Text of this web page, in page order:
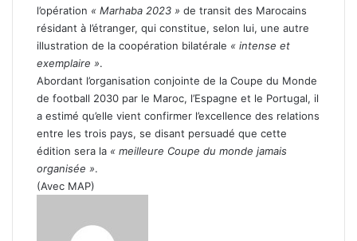
l’opération « Marhaba 2023 » de transit des Marocains
résidant à l’étranger, qui constitue, selon lui, une autre
illustration de la coopération bilatérale « intense et
exemplaire ».
Abordant l’organisation conjointe de la Coupe du Monde
de football 2030 par le Maroc, l’Espagne et le Portugal, il
a estimé qu’elle vient confirmer l’excellence des relations
entre les trois pays, se disant persuadé que cette
édition sera la « meilleure Coupe du monde jamais
organisée ».
(Avec MAP)